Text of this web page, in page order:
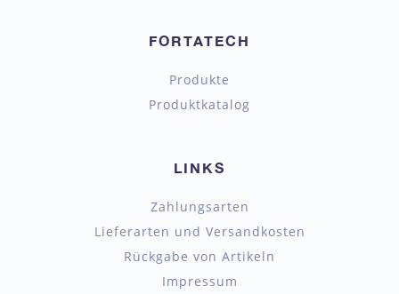
FORTATECH
Produkte
Produktkatalog
LINKS
Zahlungsarten
Lieferarten und Versandkosten
Rückgabe von Artikeln
Impressum